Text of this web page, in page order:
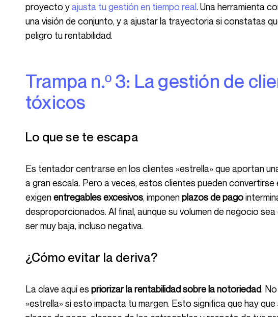
proyecto yajusta tu gestión en tiempo real. Una herramienta
una visión de conjunto, y a ajustar la trayectoria si constatas
peligro tu rentabilidad.
Trampa n.º 3: La gestión de clientes “estrella”…
tóxicos
Lo que se te escapa
Es tentador centrarse en los clientes »estrella» que aportan una visibilidad importante y proyectos
a gran escala. Pero a veces, estos clientes pueden convertirse
exigenentregables excesivos, imponenplazos de pago
desproporcionados. Al final, aunque su volumen de negocio
ser muy baja, incluso negativa.
¿Cómo evitar la deriva?
La clave aquí es priorizar la rentabilidad sobre la notoriedad.
»estrella» si esto impacta tu margen. Esto significa que hay